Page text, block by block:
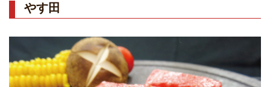
やす田